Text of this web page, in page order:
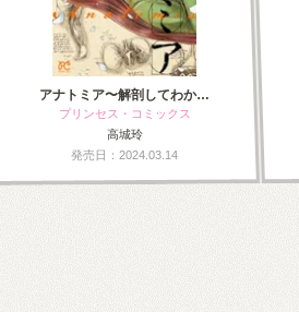
アナトミア〜解剖してわか…
プリンセス・コミックス
高城玲
発売日：2024.03.14